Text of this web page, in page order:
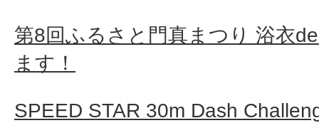
第8回ふるさと門真まつり 浴衣
ます！
SPEED STAR 30m Dash